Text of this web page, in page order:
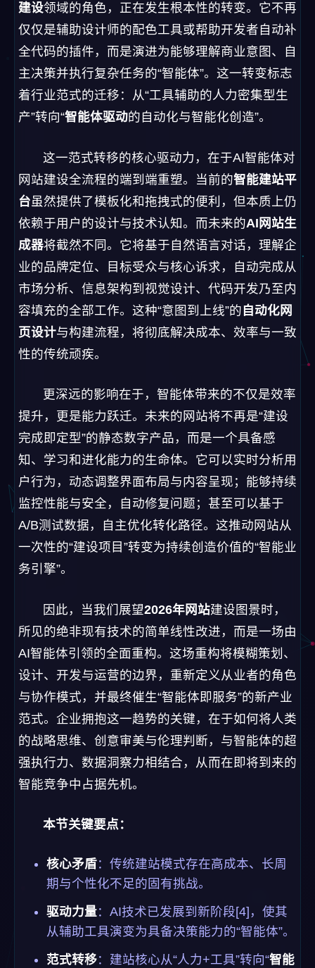
建设领域的角色，正在发生根本性的转变。它不再
仅仅是辅助设计师的配色工具或帮助开发者自动补
全代码的插件，而是演进为能够理解商业意图、自
主决策并执行复杂任务的“智能体”。这一转变标志
着行业范式的迁移：从“工具辅助的人力密集型生
产”转向“智能体驱动的自动化与智能化创造”。
这一范式转移的核心驱动力，在于AI智能体对
网站建设全流程的端到端重塑。当前的智能建站平
台虽然提供了模板化和拖拽式的便利，但本质上仍
依赖于用户的设计与技术认知。而未来的AI网站生
成器将截然不同。它将基于自然语言对话，理解企
业的品牌定位、目标受众与核心诉求，自动完成从
市场分析、信息架构到视觉设计、代码开发乃至内
容填充的全部工作。这种“意图到上线”的自动化网
页设计与构建流程，将彻底解决成本、效率与一致
性的传统顽疾。
更深远的影响在于，智能体带来的不仅是效率
提升，更是能力跃迁。未来的网站将不再是“建设
完成即定型”的静态数字产品，而是一个具备感
知、学习和进化能力的生命体。它可以实时分析用
户行为，动态调整界面布局与内容呈现；能够持续
监控性能与安全，自动修复问题；甚至可以基于
A/B测试数据，自主优化转化路径。这推动网站从
一次性的“建设项目”转变为持续创造价值的“智能业
务引擎”。
因此，当我们展望2026年网站建设图景时，
所见的绝非现有技术的简单线性改进，而是一场由
AI智能体引领的全面重构。这场重构将模糊策划、
设计、开发与运营的边界，重新定义从业者的角色
与协作模式，并最终催生“智能体即服务”的新产业
范式。企业拥抱这一趋势的关键，在于如何将人类
的战略思维、创意审美与伦理判断，与智能体的超
强执行力、数据洞察力相结合，从而在即将到来的
智能竞争中占据先机。
本节关键要点：
核心矛盾：传统建站模式存在高成本、长周
期与个性化不足的固有挑战。
驱动力量：AI技术已发展到新阶段[4]，使其
从辅助工具演变为具备决策能力的“智能体”。
范式转移：建站核心从“人力+工具”转向“智能